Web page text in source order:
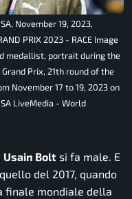
November 19, 2023,
PRIX 2023 - RACE Image
medallist, portrait during the
Prix, 21th round of the
November 17 to 19, 2023 on
LiveMedia - World
Usain Bolt si fa male. E
del 2017, quando
finale mondiale della